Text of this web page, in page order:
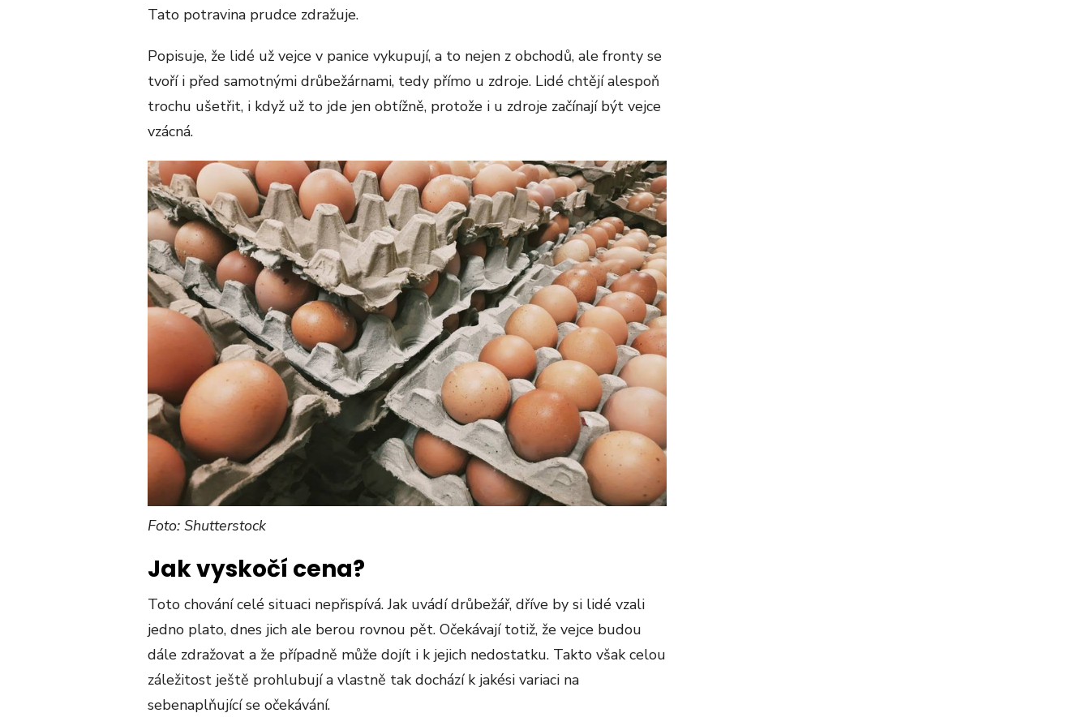
Tato potravina prudce zdražuje.
Popisuje, že lidé už vejce v panice vykupují, a to nejen z obchodů, ale fronty se
tvoří i před samotnými drůbežárnami, tedy přímo u zdroje. Lidé chtějí alespoň
trochu ušetřit, i když už to jde jen obtížně, protože i u zdroje začínají být vejce
vzácná.
Foto: Shutterstock
Jak vyskočí cena?
Toto chování celé situaci nepřispívá. Jak uvádí drůbežář, dříve by si lidé vzali
jedno plato, dnes jich ale berou rovnou pět. Očekávají totiž, že vejce budou
dále zdražovat a že případně může dojít i k jejich nedostatku. Takto však celou
záležitost ještě prohlubují a vlastně tak dochází k jakési variaci na
sebenaplňující se očekávání.